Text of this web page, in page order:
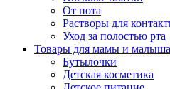
От пота
Растворы для
Уход за полостью рта
Товары для мамы и малыша
Бутылочки
Детская косметика